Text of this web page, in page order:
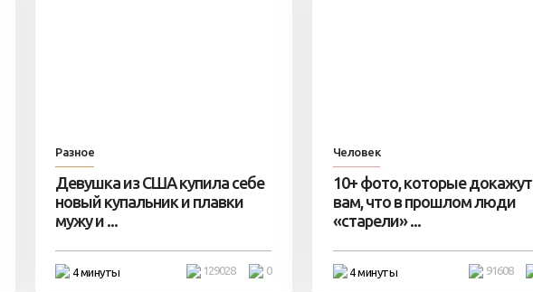
Разное
Девушка из США купила себе
новый купальник и плавки
мужу и ...
4 минуты 0
129028
Человек
10+ фото, которые докажут
вам, что в прошлом люди
«старели» ...
4 минуты 91608